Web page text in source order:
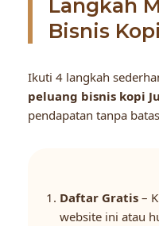
Langkah
Bisnis
Ikuti 4 langkah
peluang bisnis kopi
pendapatan tanpa
Daftar Gratis –
website ini atau